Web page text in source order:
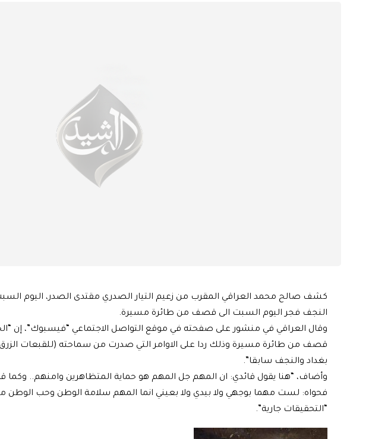
كشف صالح محمد العراقي المقرب من زعيم التيار الصدري مقتدى الصدر، اليوم
النجف فجر اليوم السبت الى قصف من طائرة مسيرة.
وقال العراقي في منشور على صفحته في موقع التواصل الاجتماعي “فيسبوك”، إن
قصف من طائرة مسيرة وذلك ردا على الاوامر التي صدرت من سماحته (للقبعات الزرق)
بغداد والنجف سابقا”.
وأضاف، “هنا يقول قائدي: ان المهم جل المهم هو حماية المتظاهرين وامنهم.. وكما
فحواه: لست مهما بوجهي ولا بيدي ولا بعيني انما المهم سلامة الوطن وحب الوطن من
“التحقيقات جارية”.